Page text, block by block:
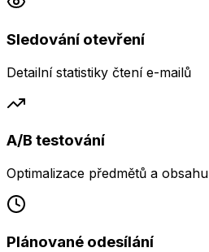
Sledování otevření
Detailní statistiky čtení e-mailů
A/B testování
Optimalizace předmětů a obsahu
Plánované odesílání